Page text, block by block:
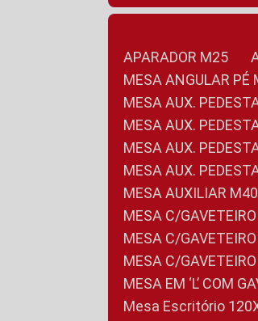
APARADOR M25
MESA ANGULAR
MESA AUX.
MESA AUX.
MESA AUX.
MESA AUX.
MESA AUXILIAR M40
MESA C/
MESA C/
MESA C/
MESA EM ‘L’ COM
Mesa Escritório